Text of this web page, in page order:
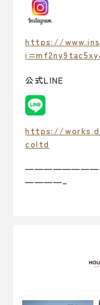
https://
公式LINE
https://
coltd
————–